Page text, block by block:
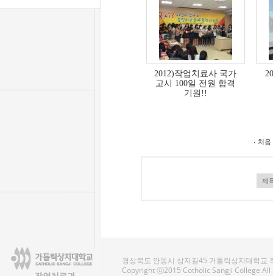
2012)작업치료사 국가
고시 100일 전원 합격
기원!!
‹ 처음
경상북도 안동시 상지길45 가톨릭상지대학교
Copyright ⓒ2015 Cotholic Sangji College